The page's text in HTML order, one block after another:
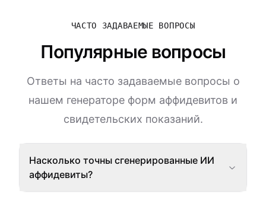
ЧАСТО ЗАДАВАЕМЫЕ ВОПРОСЫ
Популярные вопросы
Ответы на часто задаваемые вопросы о
нашем генераторе форм аффидевитов и
свидетельских показаний.
Насколько точны сгенерированные ИИ
аффидевиты?